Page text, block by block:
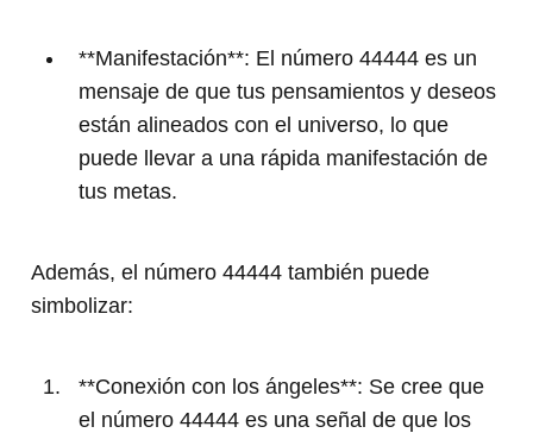
**Manifestación**: El número 44444 es un
mensaje de que tus pensamientos y deseos
están alineados con el universo, lo que
puede llevar a una rápida manifestación de
tus metas.
Además, el número 44444 también puede
simbolizar:
**Conexión con los ángeles**: Se cree que
el número 44444 es una señal de que los